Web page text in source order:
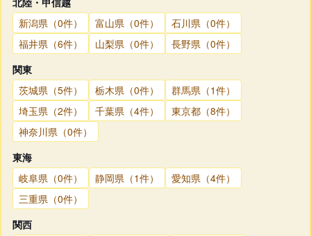
新潟県（0件）
富山県（0件）
石川県（0件）
福井県（6件）
山梨県（0件）
長野県（0件）
関東
茨城県（5件）
栃木県（0件）
群馬県（1件）
埼玉県（2件）
千葉県（4件）
東京都（8件）
神奈川県（0件）
東海
岐阜県（0件）
静岡県（1件）
愛知県（4件）
三重県（0件）
関西